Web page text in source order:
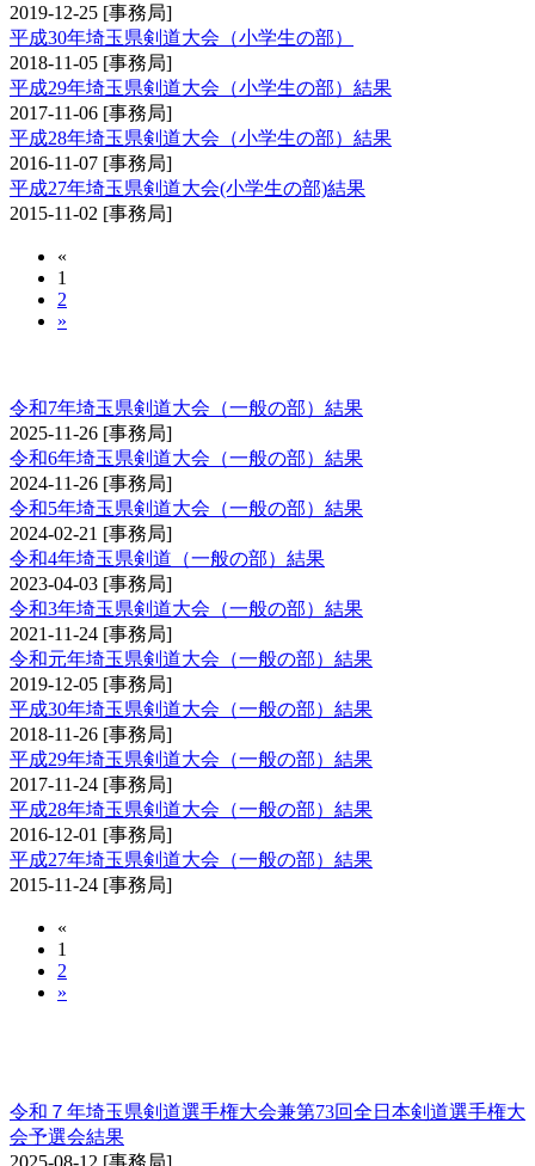
2019-12-25 [事務局]
平成30年埼玉県剣道大会（小学生の部）
2018-11-05 [事務局]
平成29年埼玉県剣道大会（小学生の部）結果
2017-11-06 [事務局]
平成28年埼玉県剣道大会（小学生の部）結果
2016-11-07 [事務局]
平成27年埼玉県剣道大会(小学生の部)結果
2015-11-02 [事務局]
«
1
2
»
令和7年埼玉県剣道大会（一般の部）結果
2025-11-26 [事務局]
令和6年埼玉県剣道大会（一般の部）結果
2024-11-26 [事務局]
令和5年埼玉県剣道大会（一般の部）結果
2024-02-21 [事務局]
令和4年埼玉県剣道（一般の部）結果
2023-04-03 [事務局]
令和3年埼玉県剣道大会（一般の部）結果
2021-11-24 [事務局]
令和元年埼玉県剣道大会（一般の部）結果
2019-12-05 [事務局]
平成30年埼玉県剣道大会（一般の部）結果
2018-11-26 [事務局]
平成29年埼玉県剣道大会（一般の部）結果
2017-11-24 [事務局]
平成28年埼玉県剣道大会（一般の部）結果
2016-12-01 [事務局]
平成27年埼玉県剣道大会（一般の部）結果
2015-11-24 [事務局]
«
1
2
»
令和７年埼玉県剣道選手権大会兼第73回全日本剣道選手権大
会予選会結果
2025-08-12 [事務局]